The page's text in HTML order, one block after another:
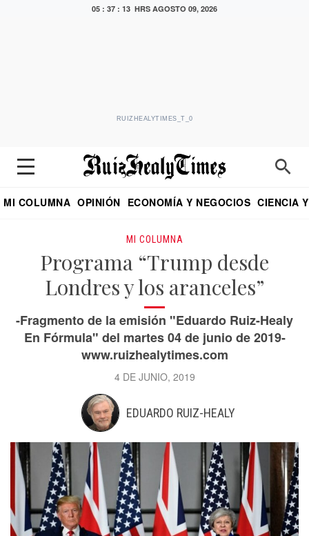
05 : 37 : 14 HRS AGOSTO 09, 2026
RUIZHEALYTIMES_T_0
MI COLUMNA OPINIÓN ECONOMÍA Y NEGOCIOS CIENCIA
MI COLUMNA
Programa “Trump desde
Londres y los aranceles”
-Fragmento de la emisión "Eduardo Ruiz-Healy
En Fórmula" del martes 04 de junio de 2019-
www.ruizhealytimes.com
4 DE JUNIO, 2019
EDUARDO RUIZ-HEALY